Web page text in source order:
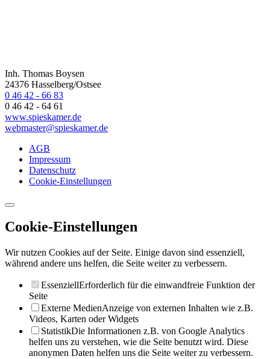
Inh. Thomas Boysen
24376 Hasselberg/Ostsee
0 46 42 - 66 83
0 46 42 - 64 61
www.spieskamer.de
webmaster@spieskamer.de
AGB
Impressum
Datenschutz
Cookie-Einstellungen
Cookie-Einstellungen
Wir nutzen Cookies auf der Seite. Einige davon sind essenziell,
während andere uns helfen, die Seite weiter zu verbessern.
EssenziellErforderlich für die einwandfreie Funktion der
Seite
Externe MedienAnzeige von externen Inhalten wie z.B.
Videos, Karten oder Widgets
StatistikDie Informationen z.B. von Google Analytics
helfen uns zu verstehen, wie die Seite benutzt wird. Diese
anonymen Daten helfen uns die Seite weiter zu verbessern.